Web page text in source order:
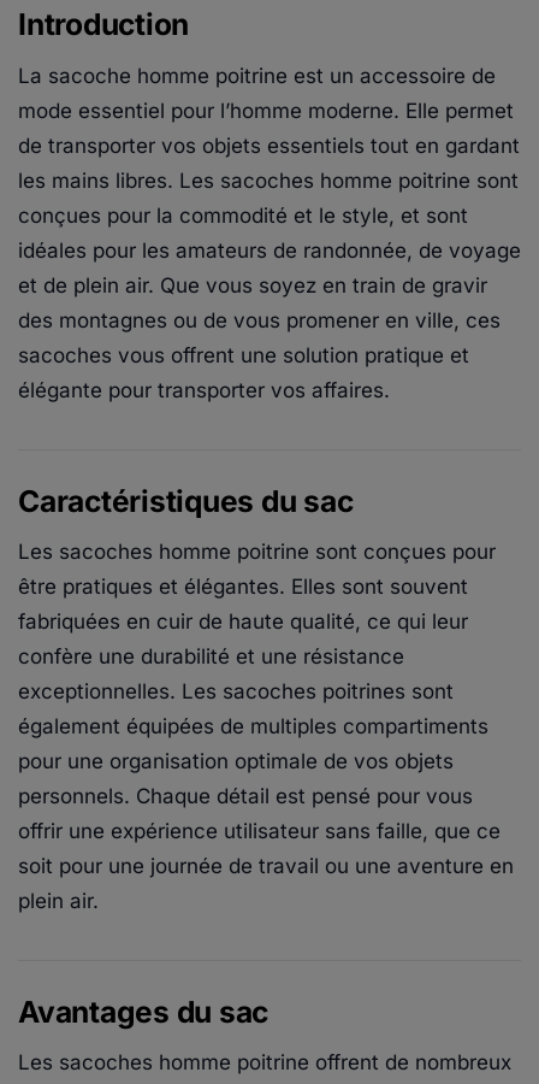
Introduction
La sacoche homme poitrine est un accessoire de
mode essentiel pour l’homme moderne. Elle permet
de transporter vos objets essentiels tout en gardant
les mains libres. Les sacoches homme poitrine sont
conçues pour la commodité et le style, et sont
idéales pour les amateurs de randonnée, de voyage
et de plein air. Que vous soyez en train de gravir
des montagnes ou de vous promener en ville, ces
sacoches vous offrent une solution pratique et
élégante pour transporter vos affaires.
Caractéristiques du sac
Les sacoches homme poitrine sont conçues pour
être pratiques et élégantes. Elles sont souvent
fabriquées en cuir de haute qualité, ce qui leur
confère une durabilité et une résistance
exceptionnelles. Les sacoches poitrines sont
également équipées de multiples compartiments
pour une organisation optimale de vos objets
personnels. Chaque détail est pensé pour vous
offrir une expérience utilisateur sans faille, que ce
soit pour une journée de travail ou une aventure en
plein air.
Avantages du sac
Les sacoches homme poitrine offrent de nombreux